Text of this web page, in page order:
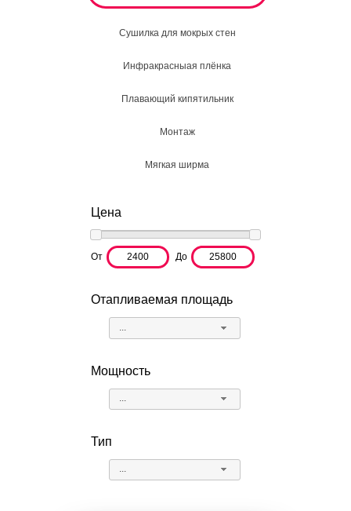
Сушилка для мокрых стен
Инфракрасныая плёнка
Плавающий кипятильник
Монтаж
Мягкая ширма
Цена
От До
Отапливаемая площадь
...
Мощность
...
Тип
...